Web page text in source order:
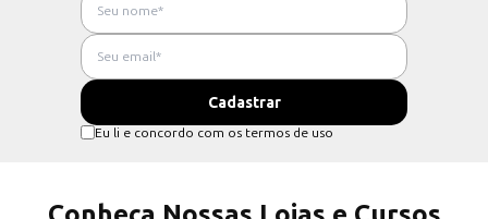
Eu li e concordo com os termos de uso